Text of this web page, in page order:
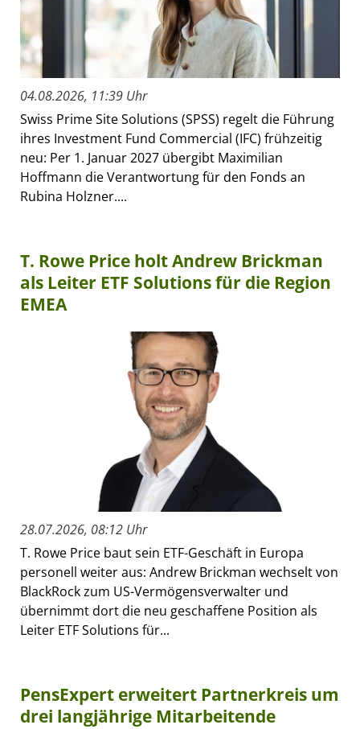
04.08.2026, 11:39 Uhr
Swiss Prime Site Solutions (SPSS) regelt die Führung
ihres Investment Fund Commercial (IFC) frühzeitig
neu: Per 1. Januar 2027 übergibt Maximilian
Hoffmann die Verantwortung für den Fonds an
Rubina Holzner....
T. Rowe Price holt Andrew Brickman
als Leiter ETF Solutions für die Region
EMEA
28.07.2026, 08:12 Uhr
T. Rowe Price baut sein ETF-Geschäft in Europa
personell weiter aus: Andrew Brickman wechselt von
BlackRock zum US-Vermögensverwalter und
übernimmt dort die neu geschaffene Position als
Leiter ETF Solutions für...
PensExpert erweitert Partnerkreis um
drei langjährige Mitarbeitende